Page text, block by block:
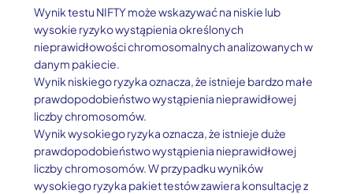
Wynik testu NIFTY może wskazywać na niskie lub
wysokie ryzyko wystąpienia określonych
nieprawidłowości chromosomalnych analizowanych w
danym pakiecie.
Wynik niskiego ryzyka oznacza, że istnieje bardzo małe
prawdopodobieństwo wystąpienia nieprawidłowej
liczby chromosomów.
Wynik wysokiego ryzyka oznacza, że istnieje duże
prawdopodobieństwo wystąpienia nieprawidłowej
liczby chromosomów. W przypadku wyników
wysokiego ryzyka pakiet testów zawiera konsultację z